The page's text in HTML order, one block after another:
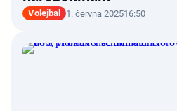
Volejbal 1. června 202516:50